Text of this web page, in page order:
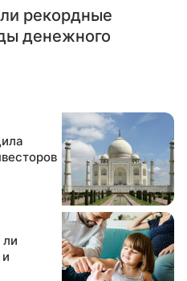
рекордные
денежного
ли